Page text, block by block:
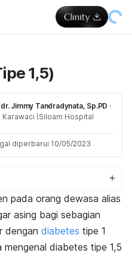
1,5)
dr. Jimmy Tandradynata, Sp.PD ·
Karawaci (Siloam Hospital
diperbarui 10/05/2023
pada orang dewasa alias
asing bagi sebagian
dengan diabetes tipe 1
diabetes tipe 1,5